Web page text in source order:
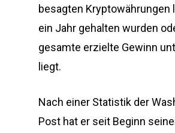
besagten Kryptowährungen
ein Jahr gehalten wurden
gesamte erzielte Gewinn
liegt.
Nach einer Statistik der
Post hat er seit Beginn